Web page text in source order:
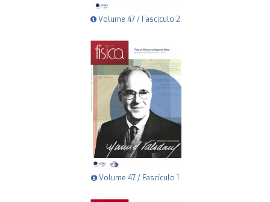
Volume 47 / Fascículo 2
Volume 47 / Fascículo 1